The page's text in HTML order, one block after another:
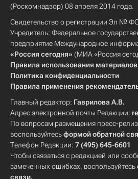
(Роскомнадзор) 08 апреля 2014 года.
Свидетельство о регистрации Эл №
Учредитель: Федеральное
предприятие Международное
«Россия сегодня» (МИА «Россия
Правила использования материалов
Политика конфиденциальности
Правила применения
Главный редактор: Гаврилова А.В.
Адрес электронной почты Редакции:
По вопросам размещения пресс-
воспользуйтесьформой обратной
Телефон Редакции: 7 (495) 645-6601
Чтобы связаться с редакцией или
замеченных ошибках, воспользуйтесь
связи.